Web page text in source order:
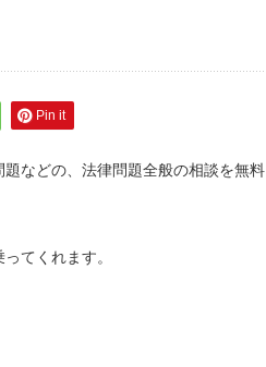
Pin it
などの、法律問題全般の相談を無料
てくれます。